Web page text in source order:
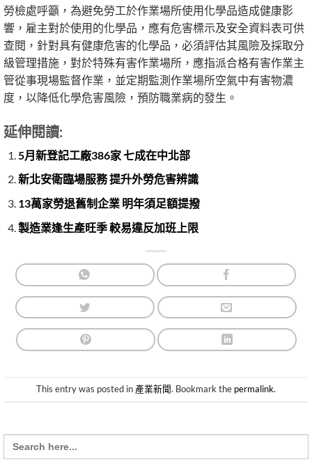
勞檢處呼籲，為避免勞工於作業場所使用化學品造成健康影
響，雇主對於使用的化學品，應有危害標示及安全資料表可供
查閱，針對具有健康危害的化學品，必須評估其風險及採取分
級管理措施，對於特殊有害作業場所，應指派合格有害作業主
管從事現場監督作業，並定期監測作業場所空氣中有害物濃
度，以降低化學危害風險，預防職業病的發生。
延伸閱讀:
5月新登記工廠386家 七成在中北部
新北安衛臨場服務 提升外勞危害辨識
13萬家勞退舊制企業 明年須足額提撥
製造業逢生產旺季 較易違反加班上限
This entry was posted in 產業新聞. Bookmark the permalink.
Search
for: